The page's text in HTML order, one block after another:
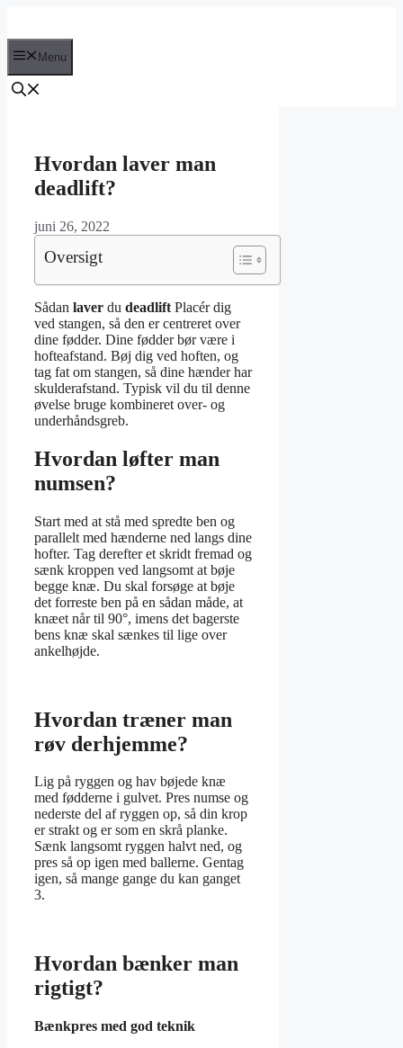
Menu
Hvordan laver man
deadlift?
juni 26, 2022
Oversigt
Sådan laver du deadlift Placér dig
ved stangen, så den er centreret over
dine fødder. Dine fødder bør være i
hofteafstand. Bøj dig ved hoften, og
tag fat om stangen, så dine hænder har
skulderafstand. Typisk vil du til denne
øvelse bruge kombineret over- og
underhåndsgreb.
Hvordan løfter man
numsen?
Start med at stå med spredte ben og
parallelt med hænderne ned langs dine
hofter. Tag derefter et skridt fremad og
sænk kroppen ved langsomt at bøje
begge knæ. Du skal forsøge at bøje
det forreste ben på en sådan måde, at
knæet når til 90°, imens det bagerste
bens knæ skal sænkes til lige over
ankelhøjde.
Hvordan træner man
røv derhjemme?
Lig på ryggen og hav bøjede knæ
med fødderne i gulvet. Pres numse og
nederste del af ryggen op, så din krop
er strakt og er som en skrå planke.
Sænk langsomt ryggen halvt ned, og
pres så op igen med ballerne. Gentag
igen, så mange gange du kan ganget
3.
Hvordan bænker man
rigtigt?
Bænkpres med god teknik